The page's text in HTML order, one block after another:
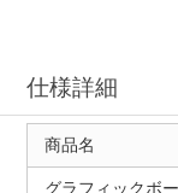
仕様詳細
商品名
グラフィックボ